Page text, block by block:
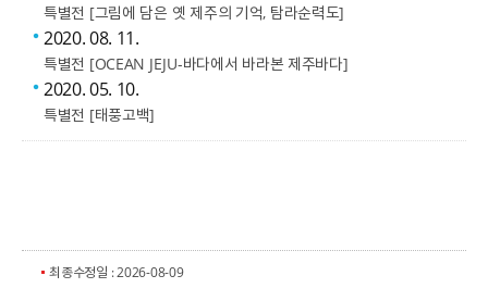
특별전 [그림에 담은 옛 제주의 기억, 탐라순력도]
2020. 08. 11.
특별전 [OCEAN JEJU-바다에서 바라본 제주바다]
2020. 05. 10.
특별전 [태풍고백]
최종수정일 : 2026-08-09